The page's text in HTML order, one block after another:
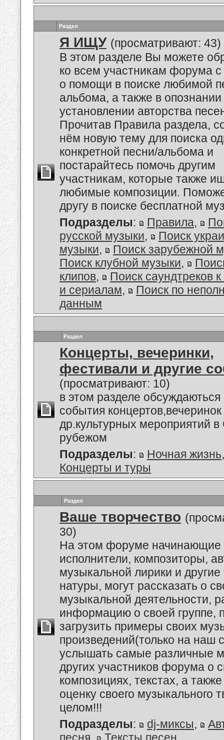
Раздел
Я ИЩУ (просматривают: 43)
В этом разделе Вы можете
ко всем участникам форума с
о помощи в поиске любимой
альбома, а также в опознании
установлении авторства
Прочитав Правила раздела,
нём новую тему для поиска
конкретной песни/альбома и
постарайтесь помочь другим
участникам, которые также
любимые композиции.
другу в поиске бесплатной
Подразделы: Правила,
русской музыки,
Поиск
музыки,
Поиск зарубежной
Поиск клубной музыки,
клипов,
Поиск саундтреков
и сериалам,
Поиск по
данным
Раздел
Концерты, вечеринки,
фестивали и другие
(просматривают: 10)
в этом разделе
события
др.культурных мероприятий
рубежом
Подразделы: Ночная жизнь
Концерты и туры
Раздел
Ваше творчество
30)
На этом форуме начинающие
исполнители, композиторы,
музыкальной лирики и другие
натуры, могут рассказать о
музыкальной деятельности,
информацию о своей группе,
загрузить примеры своих
произведений(только на наш
услышать самые различные
других участников форума о
композициях, текстах, а
оценку своего музыкального
целом!!!
Подразделы: dj-миксы,